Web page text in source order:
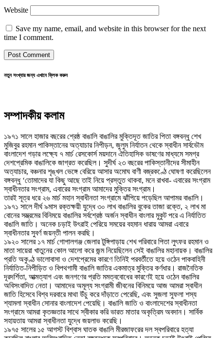
Website
Save my name, email, and website in this browser for the next
time I comment.
নতুন সংখ্যার জন্য এখানে ক্লিক করুন
সম্পাদকীয় কলাম
১৯৭১ সালে হাজার বছরের শ্রেষ্ঠ বাঙালি বাঙালির মুক্তিদূত জাতির পিতা বঙ্গবন্ধু শেখ
মুজিবুর রহমান পাকিস্তানের অত্যাচার নিপীড়ন, জুলুম নির্যাতন থেকে স্বাধীন সার্বভৌম
বাংলাদেশ গড়ার লক্ষ্যে ৭ মার্চ রেসকোর্স ময়দানে ঐতিহাসিক ভাষণের মাধ্যমে সমগ্র
দেশপ্রেমিক বাঙালিকে জাগ্রত করেছিল। সুদীর্ঘ ২৩ বছরের পাকিস্তানীদের সীমাহীন
অত্যাচার, বঞ্চনার শৃঙ্খল ভেঙ্গে বেরিয়ে আসার অমোঘ বাণী বজ্রকণ্ঠে ঘোষণা করেছিলেন
বঙ্গবন্ধু ‘তোমাদের যা কিছু আছে তাই নিয়ে প্রস্তুত থাকবা, মনে রাখবা- এবারের সংগ্রাম
স্বাধীনতার সংগ্রাম, এবারের সংগ্রাম আমাদের মুক্তির সংগ্রাম।
তারই সূত্র ধরে ২৬ মার্চ মহান স্বাধীনতা সংগ্রামে ঝাঁপিয়ে পড়েছিল আপামর বাঙালি।
১৯৭১ সালে দীর্ঘ ৯মাস রক্তক্ষয়ী যুদ্ধে ৩০ লাখ বাঙালির বুকের তাজা রক্তে, ২ লাখ মা
বোনের সম্ভ্রমের বিনিময়ে বাঙালির সর্বশ্রেষ্ঠ অর্জন স্বাধীন বাংলার মুকুট পরে এ নির্যাতিত
বাঙালি জাতি। অনেক চড়াই উৎরাই পেরিয়ে সময়ের বহমান ধারায় আমরা এবারে
স্বাধীনতার সুবর্ণ জয়ন্তী পালন করছি।
১৯২০ সালের ১৭ মার্চ গোপালগঞ্জ জেলার টুঙ্গিপাড়ায় শেখ পরিবারে পিতা লুৎফর রহমান ও
মাতা সায়েরা খাতুনের কোল আলো করে জন্ম নিয়েছিলেন সেই বাঙালির মহানায়ক। বাঙালির
প্রতি অকুণ্ঠ ভালোবাসা ও দেশপ্রেমের কারণে তিনিই পরবর্তীতে হয়ে ওঠেন পাকবাহিনী
নির্যাতিত-নিপীড়িত ও বিপথগামী বাঙালি জাতির একমাত্র মুক্তির কর্ণধার। রাজনৈতিক
দূরদর্শিতা, আত্মত্যাগ এবং জনগণের প্রতি মমত্ববোধের কারণেই হয়ে ওঠেন বাঙালির
অবিসংবাদিত নেতা। আমাদের অমূল্য সংগ্রামী জীবনের বিনিময়ে আজ আমরা স্বাধীন
জাতি হিসেবে বিশ্ব দরবারে মাথা উঁচু করে দাঁড়াতে পেরেছি, এবং সুজলা সুফলা শস্য
শ্যামলা স্বাধীন সোনার বাংলাদেশ পেয়েছি। বাঙালি জাতি ও বাংলাদেশের স্বাধীনতা
সংগ্রামে আমরা কৃতজ্ঞতার সাথে স্বীকার করি ভারত মাতার অকৃত্রিম অবদান। সার্বিক
সহায়তায় আমরা স্বাধীনতা যুদ্ধে জয়লাভ করেছি।
১৯৭৫ সালের ১৫ আগস্ট বিশ্বাস ঘাতক বাঙালি মীরজাফরের দল স্বপরিবারে হত্যা